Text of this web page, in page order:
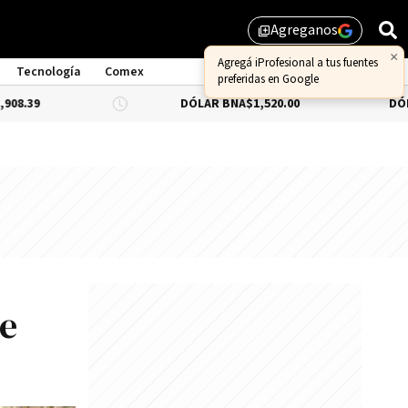
library_addAgreganos
×
Agregá iProfesional a tus fuentes
preferidas en Google
Tecnología
Comex
DÓLAR BNA
$1,520.00 DÓLAR BLUE-